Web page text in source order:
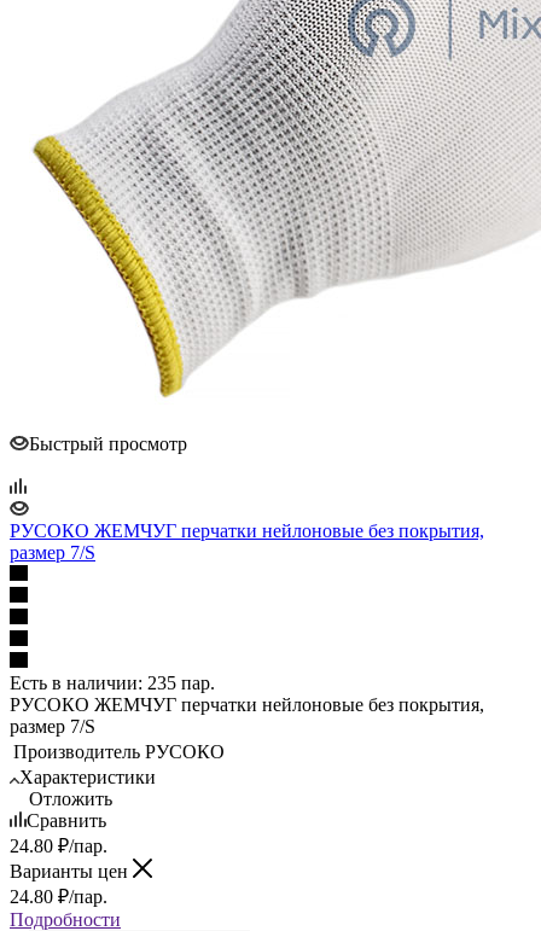
Быстрый просмотр
РУСОКО ЖЕМЧУГ перчатки нейлоновые без покрытия,
размер 7/S
Есть в наличии: 235 пар.
РУСОКО ЖЕМЧУГ перчатки нейлоновые без покрытия,
размер 7/S
Производитель РУСОКО
Характеристики
Отложить
Сравнить
24.80 ₽/пар.
Варианты цен
24.80 ₽/пар.
Подробности